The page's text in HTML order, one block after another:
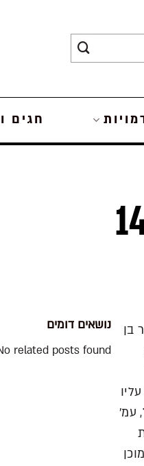
חגים
בשבט ה’תרנ”ו – 14
בן
עמ’
נושאים דומים
related posts found.